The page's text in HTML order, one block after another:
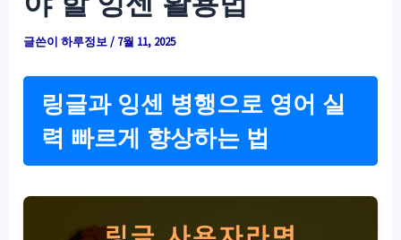
글쓴이하루정보/ 7월 11, 2025
링글과 잉센 병행으로 영어 실
력 빠르게 향상하는 법